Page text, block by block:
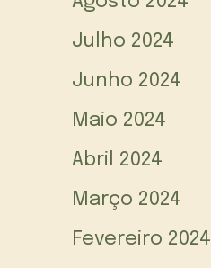
Julho 2024
Junho 2024
Maio 2024
Abril 2024
Março 2024
Fevereiro 2024